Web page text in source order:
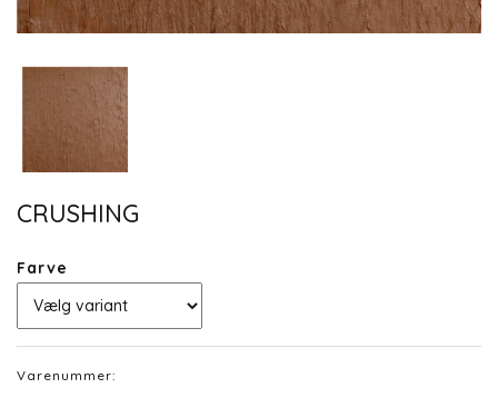
CRUSHING
Farve
Varenummer: